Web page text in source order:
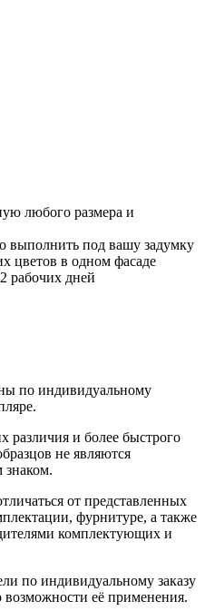
любого размера и
выполнить под вашу задумку
цветов в одном фасаде
рабочих дней
по индивидуальному
различия и более быстрого
не являются
знаком.
от представленных
фурнитуре, а также
комплектующих и
по индивидуальному заказу
возможности её применения.